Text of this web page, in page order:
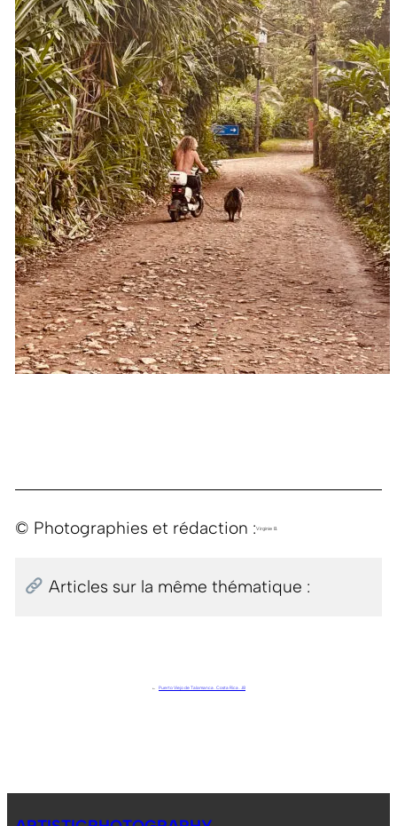
© Photographies et rédaction :Virginie B.
Articles sur la même thématique :
← Puerto Viejo de Talamanca . Costa Rica . J8